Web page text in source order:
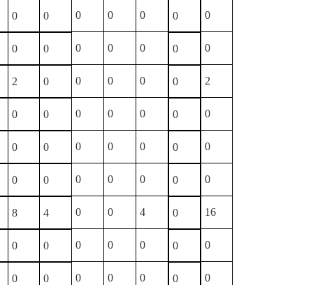
0 0 0 0 0 0 0
0 0 0 0 0 0 0
2 0 0 0 0 0 2
0 0 0 0 0 0 0
0 0 0 0 0 0 0
0 0 0 0 0 0 0
8 4 0 0 4 0 16
0 0 0 0 0 0 0
0 0 0 0 0 0 0